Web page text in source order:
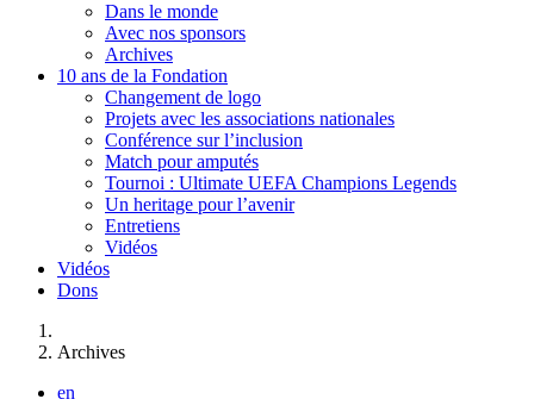
Dans le monde
Avec nos sponsors
Archives
10 ans de la Fondation
Changement de logo
Projets avec les associations nationales
Conférence sur l’inclusion
Match pour amputés
Tournoi : Ultimate UEFA Champions Legends
Un heritage pour l’avenir
Entretiens
Vidéos
Vidéos
Dons
Vous êtes ici :
Archives
en